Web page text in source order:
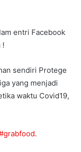
entri Facebook
!
sendiri Protege
yang menjadi
waktu Covid19,
.